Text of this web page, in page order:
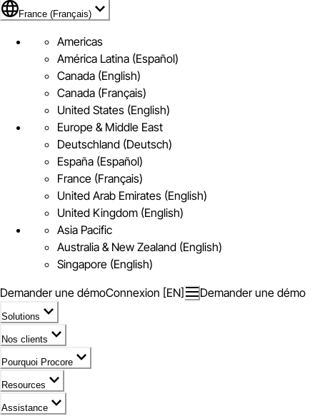
Pavillon de France (Français)
France (Français)
Americas
América Latina (Español)
Canada (English)
Canada (Français)
United States (English)
Europe & Middle East
Deutschland (Deutsch)
España (Español)
France (Français)
United Arab Emirates (English)
United Kingdom (English)
Asia Pacific
Australia & New Zealand (English)
Singapore (English)
Demander une démoConnexion [EN] Demander une démo
Solutions
Nos clients
Pourquoi Procore
Resources
Assistance